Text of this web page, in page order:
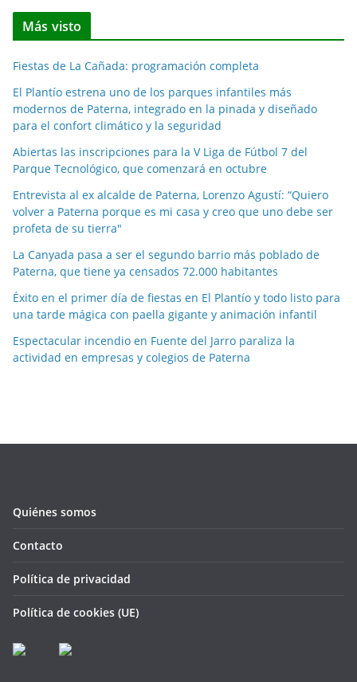
t
i
a
s
p
o
r
m
e
s
e
s
Más visto
Fiestas de La Cañada: programación completa
El Plantío estrena uno de los parques infantiles más
modernos de Paterna, integrado en la pinada y diseñado
para el confort climático y la seguridad
Abiertas las inscripciones para la V Liga de Fútbol 7 del
Parque Tecnológico, que comenzará en octubre
Entrevista al ex alcalde de Paterna, Lorenzo Agustí: “Quiero
volver a Paterna porque es mi casa y creo que uno debe ser
profeta de su tierra"
La Canyada pasa a ser el segundo barrio más poblado de
Paterna, que tiene ya censados 72.000 habitantes
Éxito en el primer día de fiestas en El Plantío y todo listo para
una tarde mágica con paella gigante y animación infantil
Espectacular incendio en Fuente del Jarro paraliza la
actividad en empresas y colegios de Paterna
Quiénes somos
Contacto
Política de privacidad
Política de cookies (UE)